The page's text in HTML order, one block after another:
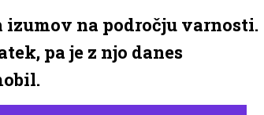
izumov na področju varnosti.
pa je z njo danes